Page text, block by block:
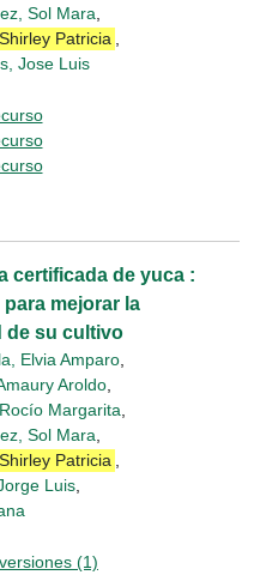
Sol Mara,
Patricia ,
Jose Luis
certificada de yuca :
mejorar la
de su cultivo
Elvia Amparo,
Aroldo,
Margarita,
Sol Mara,
Patricia ,
Luis,
(1)